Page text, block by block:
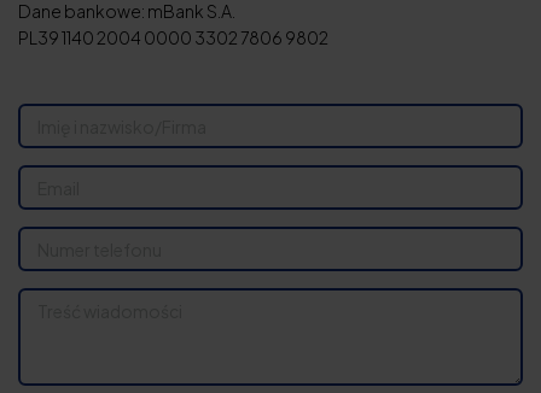
Dane bankowe: mBank S.A.
PL39 1140 2004 0000 3302 7806 9802